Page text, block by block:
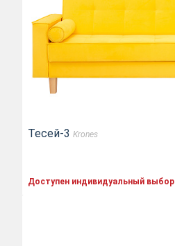
Тесей-3 Krones
Доступен индивидуальный выбор